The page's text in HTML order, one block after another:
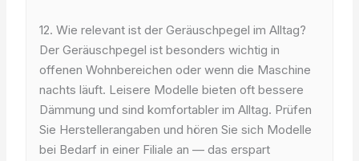
12. Wie relevant ist der Geräuschpegel im Alltag?
Der Geräuschpegel ist besonders wichtig in
offenen Wohnbereichen oder wenn die Maschine
nachts läuft. Leisere Modelle bieten oft bessere
Dämmung und sind komfortabler im Alltag. Prüfen
Sie Herstellerangaben und hören Sie sich Modelle
bei Bedarf in einer Filiale an — das erspart